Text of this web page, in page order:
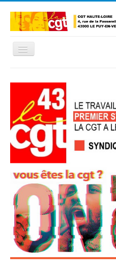
Basculer
L'Union Départementale
Les Unions Locales
Les syndicats locaux
Défendre vos droits
Se syndiquer
La confédératon nationale CGT
NOUS CONTACTER